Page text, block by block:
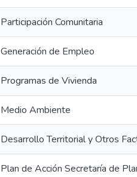
Participación Comunitaria
Generación de Empleo
Programas de Vivienda
Medio Ambiente
Desarrollo Territorial y Otros
Plan de Acción Secretaría de